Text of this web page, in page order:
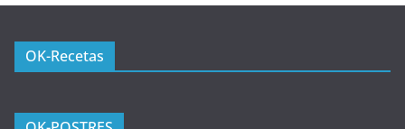
OK-Recetas